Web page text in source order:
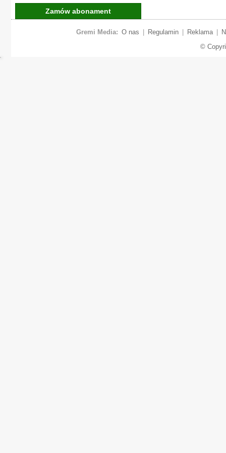
Zamów abonament
Gremi Media: O nas Regulamin Reklama
©